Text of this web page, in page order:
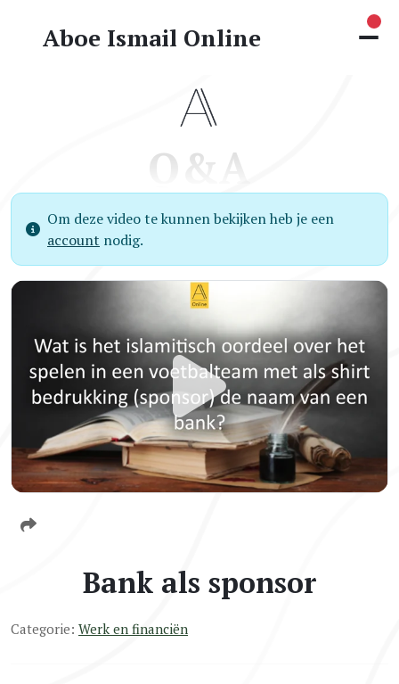
Aboe Ismail Online
Q&A
Om deze video te kunnen bekijken heb je een
account nodig.
Bank als sponsor
Categorie: Werk en financiën